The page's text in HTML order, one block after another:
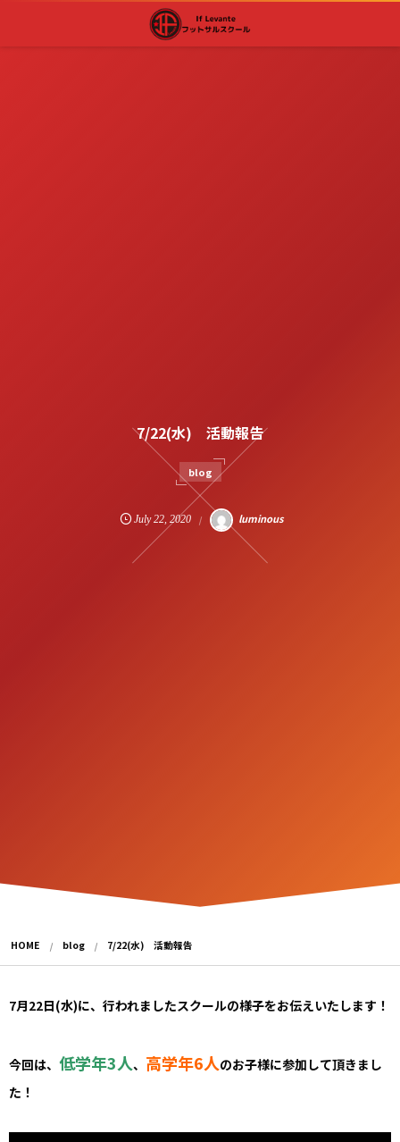
7/22(水) 活動報告
blog
July 22,2020 luminous
HOME blog 7/22(水) 活動報告
7月22日(水)に、行われましたスクールの様子をお伝えいたします！
今回は、 低学年3人、 高学年6人のお子様に参加して頂きまし
た！